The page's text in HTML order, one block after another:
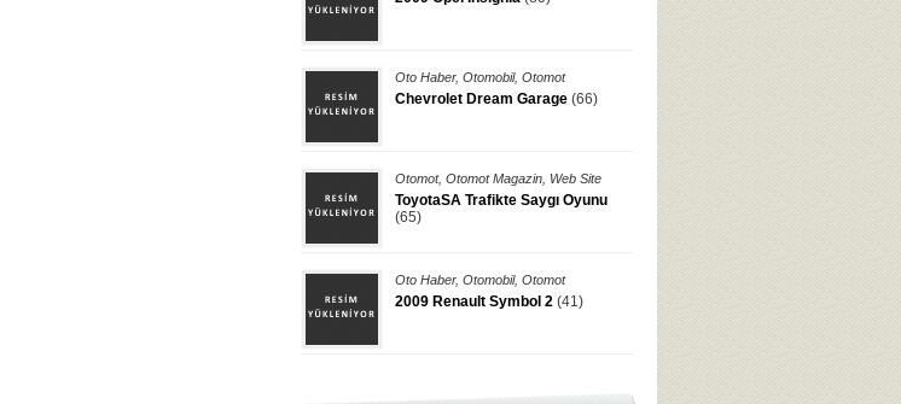
Oto Haber, Otomobil, Otomot
Chevrolet Dream Garage (66)
Otomot, Otomot Magazin Web Site
ToyotaSA Trafikte Saygı Oyunu
(65)
Oto Haber, Otomobil, Otomot
2009 Renault Symbol 2 (41)